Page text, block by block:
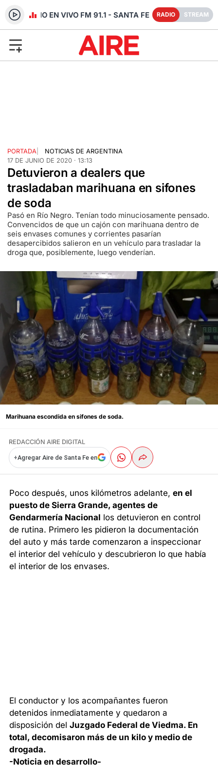
RADIO EN VIVO FM 91.1 - SANTA FE RADIO STREAM
PORTADA
NOTICIAS DE ARGENTINA
17 DE JUNIO DE 2020 · 13:13
Detuvieron a dealers que
trasladaban marihuana en sifones
de soda
Pasó en Río Negro. Tenían todo minuciosamente pensado.
Convencidos de que un cajón con marihuana dentro de
seis envases comunes y corrientes pasarían
desapercibidos salieron en un vehículo para trasladar la
droga que, posiblemente, luego venderían.
Marihuana escondida en sifones de soda.
REDACCIÓN AIRE DIGITAL
+Agregar Aire de Santa Fe en
Poco después, unos kilómetros adelante,en el
puesto de Sierra Grande, agentes de
Gendarmería Nacional los detuvieron en control
de rutina. Primero les pidieron la documentación
del auto y más tarde comenzaron a inspeccionar
el interior del vehículo y descubrieron lo que había
el interior de los envases.
El conductor y los acompañantes fueron
detenidos inmediatamente y quedaron a
disposición delJuzgado Federal de Viedma. En
total, decomisaron más de un kilo y medio de
drogada.
-Noticia en desarrollo-